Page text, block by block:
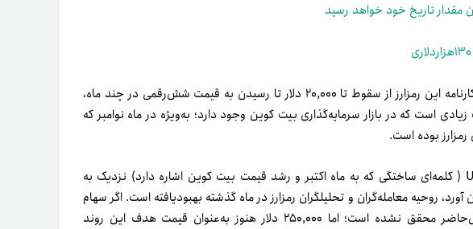
مقدار تاریخ خود خواهد رسید
اگر به پیشینه بازار بیت کوین نگاه کنیم، در کارنامه این رمزارز از سقوط تا ۲۰,۰۰۰ دلار تا رسیدن به قیمت شش‌رقمی در چند ماه،
است که در بازار سرمایه‌گذاری بیت کوین وجود دارد؛ به‌ویژه در ماه نوامبر که
بوده است.
، پس از اینکه Uptober ( کلمه‌ای ساختگی که به ماه اکتبر و رشد قیمت بیت کوین اشاره دارد) نزدیک به
روحیه معامله‌گران و تحلیلگران رمزارز در ماه گذشته بهبودیافته است. اگر سهام
به جریان (Stock-to-Flow) حداقل در‌حال‌حاضر محقق نشده است؛ اما ۲۵۰,۰۰۰ دلار هنوز به‌عنوان قیمت هدف این روند